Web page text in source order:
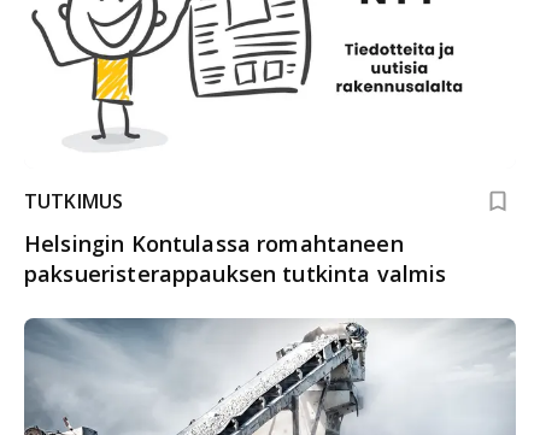
TUTKIMUS
Helsingin Kontulassa romahtaneen
paksueristerappauksen tutkinta valmis